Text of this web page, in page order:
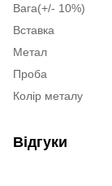
Вага(+/- 10%)
Вставка
Метал
Проба
Колір металу
Відгуки